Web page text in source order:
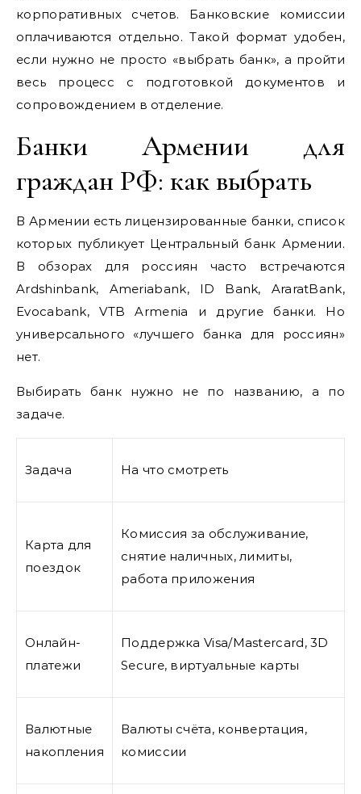
корпоративных счетов. Банковские комиссии
оплачиваются отдельно. Такой формат удобен,
если нужно не просто «выбрать банк», а пройти
весь процесс с подготовкой документов и
сопровождением в отделение.
Банки Армении для
граждан РФ: как выбрать
В Армении есть лицензированные банки, список
которых публикует Центральный банк Армении.
В обзорах для россиян часто встречаются
Ardshinbank, Ameriabank, ID Bank, AraratBank,
Evocabank, VTB Armenia и другие банки. Но
универсального «лучшего банка для россиян»
нет.
Выбирать банк нужно не по названию, а по
задаче.
Задача На что смотреть
Карта для
поездок
Комиссия за обслуживание,
снятие наличных, лимиты,
работа приложения
Онлайн-
платежи
Поддержка Visa/Mastercard, 3D
Secure, виртуальные карты
Валютные
накопления
Валюты счёта, конвертация,
комиссии